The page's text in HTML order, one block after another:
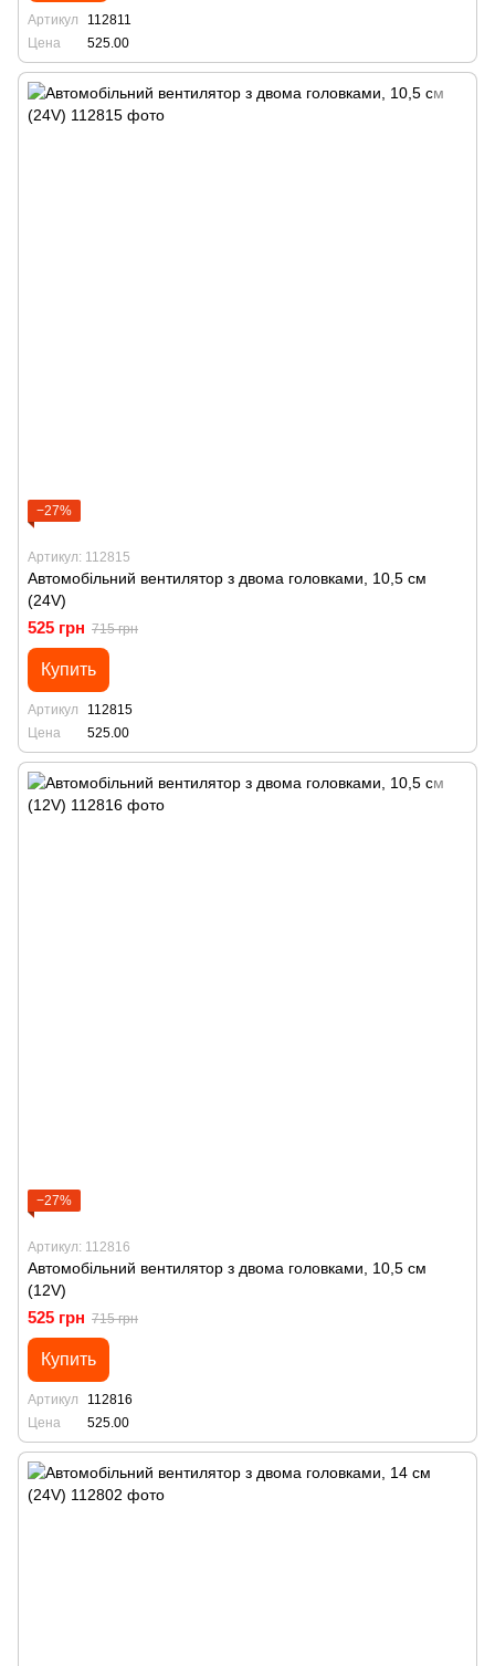
Артикул
112811
Цена
525.00
−27%
Артикул: 112815
Автомобільний вентилятор з двома головками, 10,5 см
(24V)
525 грн 715 грн
Купить
Артикул
112815
Цена
525.00
−27%
Артикул: 112816
Автомобільний вентилятор з двома головками, 10,5 см
(12V)
525 грн 715 грн
Купить
Артикул
112816
Цена
525.00